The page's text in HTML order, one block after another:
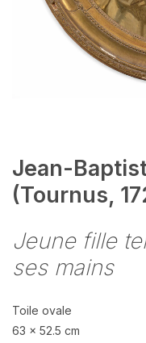
Jean-
(Tournus,
Jeune fille
ses mains
Toile ovale
63 x 52.5 cm